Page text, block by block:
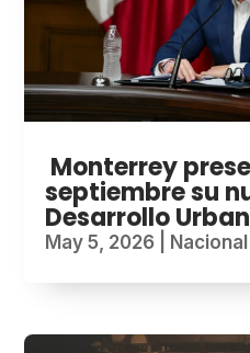
Monterrey
septiembre su
Desarrollo
May 5, 2026 Nacional